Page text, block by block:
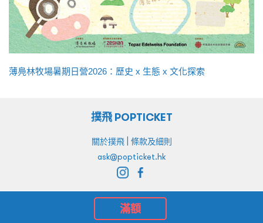
薄鳧林牧場暑期日營2026：歷史 x 生態 x 文化探索
滿額
撲飛 POPTICKET
關於撲飛| 條款及細則
ask@popticket.hk